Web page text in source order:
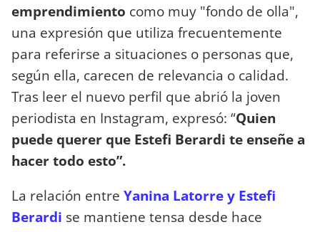
emprendimiento como muy "fondo de olla",
una expresión que utiliza frecuentemente
para referirse a situaciones o personas que,
según ella, carecen de relevancia o calidad.
Tras leer el nuevo perfil que abrió la joven
periodista en Instagram, expresó: “Quien
puede quererque Estefi Berardi te enseñe a
hacer todo esto”.
La relación entre Yanina Latorre y Estefi
Berardi se mantiene tensa desde hace